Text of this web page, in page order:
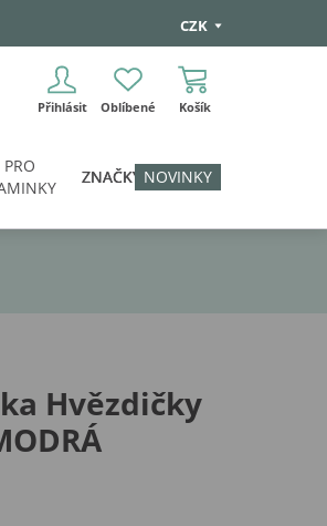
CZK
Přihlásit Oblíbené Košík
PRO
ZNAČKY NOVINKY
Hvězdičky